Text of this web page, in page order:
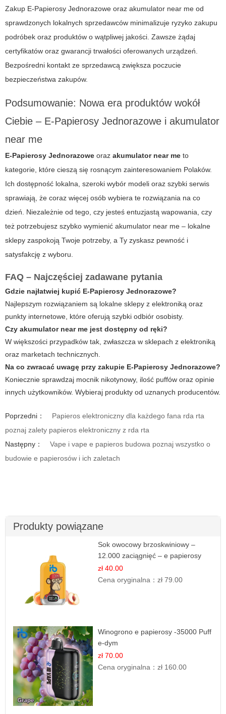
Zakup E-Papierosy Jednorazowe oraz akumulator near me od
sprawdzonych lokalnych sprzedawców minimalizuje ryzyko zakupu
podróbek oraz produktów o wątpliwej jakości. Zawsze żądaj
certyfikatów oraz gwarancji trwałości oferowanych urządzeń.
Bezpośredni kontakt ze sprzedawcą zwiększa poczucie
bezpieczeństwa zakupów.
Podsumowanie: Nowa era produktów wokół
Ciebie – E-Papierosy Jednorazowe i akumulator
near me
E-Papierosy Jednorazowe oraz akumulator near me to
kategorie, które cieszą się rosnącym zainteresowaniem Polaków.
Ich dostępność lokalna, szeroki wybór modeli oraz szybki serwis
sprawiają, że coraz więcej osób wybiera te rozwiązania na co
dzień. Niezależnie od tego, czy jesteś entuzjastą wapowania, czy
też potrzebujesz szybko wymienić akumulator near me – lokalne
sklepy zaspokoją Twoje potrzeby, a Ty zyskasz pewność i
satysfakcję z wyboru.
FAQ – Najczęściej zadawane pytania
Gdzie najłatwiej kupić E-Papierosy Jednorazowe?
Najlepszym rozwiązaniem są lokalne sklepy z elektroniką oraz
punkty internetowe, które oferują szybki odbiór osobisty.
Czy akumulator near me jest dostępny od ręki?
W większości przypadków tak, zwłaszcza w sklepach z elektroniką
oraz marketach technicznych.
Na co zwracać uwagę przy zakupie E-Papierosy Jednorazowe?
Koniecznie sprawdzaj mocnik nikotynowy, ilość puffów oraz opinie
innych użytkowników. Wybieraj produkty od uznanych producentów.
Poprzedni：
Papieros elektroniczny dla każdego fana rda rta
poznaj zalety papieros elektroniczny z rda rta
Następny：
Vape i vape e papieros budowa poznaj wszystko o
budowie e papierosów i ich zaletach
Produkty powiązane
Sok owocowy brzoskwiniowy –
12.000 zaciągnięć – e papierosy
jednorazowe
zł 40.00
Cena oryginalna：zł 79.00
Winogrono e papierosy -35000 Puff
e-dym
zł 70.00
Cena oryginalna：zł 160.00